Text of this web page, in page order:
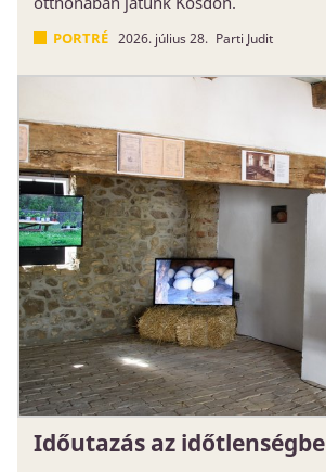
PORTRÉ 2026. július 28. Parti Judit
Időutazás az időtlenségbe